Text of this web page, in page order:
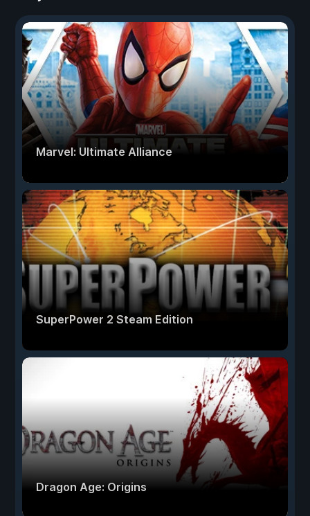
Marvel: Ultimate Alliance
SuperPower 2 Steam Edition
Dragon Age: Origins